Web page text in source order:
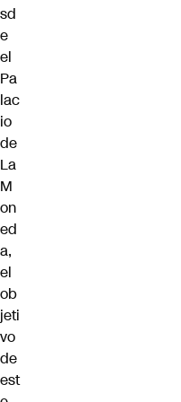
sd
e
el
Pa
lac
io
de
La
M
on
ed
a,
el
ob
jeti
vo
de
est